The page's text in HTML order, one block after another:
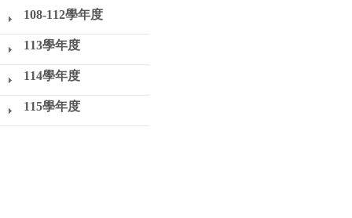
108-112學年度
113學年度
114學年度
115學年度